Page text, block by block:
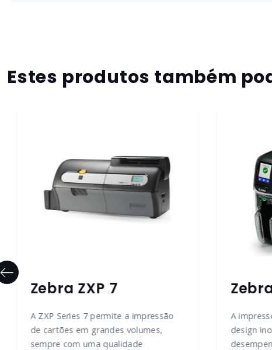
Estes produtos também
Zebra ZXP 7
A ZXP Series 7 permite a impressão
de cartões em grandes volumes,
sempre com uma qualidade
A
design